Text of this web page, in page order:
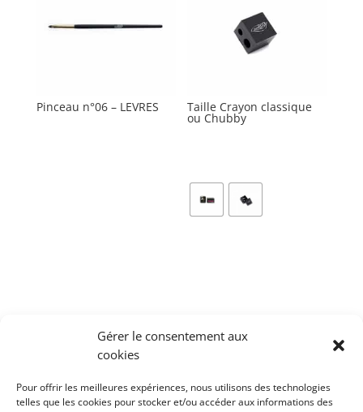
Gérer le consentement aux
cookies
Pour offrir les meilleures expériences, nous utilisons des technologies
telles que les cookies pour stocker et/ou accéder aux informations des
Pinceau n°06 – LEVRES Taille Crayon classique
ou Chubby
a
variations.
Les